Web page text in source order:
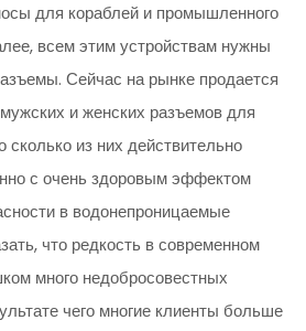
для кораблей и промышленного
всем этим устройствам нужны
Сейчас на рынке продается
и женских разъемов для
сколько из них действительно
с очень здоровым эффектом
в водонепроницаемые
что редкость в современном
много недобросовестных
чего многие клиенты больше